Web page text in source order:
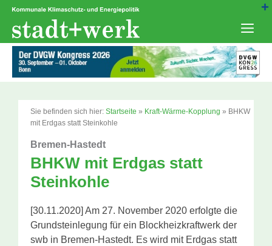
Zum
springen
Sie befinden sich hier: Startseite » Kraft-Wärme-Kopplung » BHKW
mit Erdgas statt Steinkohle
Bremen-Hastedt
BHKW mit Erdgas statt
Steinkohle
[30.11.2020] Am 27. November 2020 erfolgte die
Grundsteinlegung für ein Blockheizkraftwerk der
swb in Bremen-Hastedt. Es wird mit Erdgas statt